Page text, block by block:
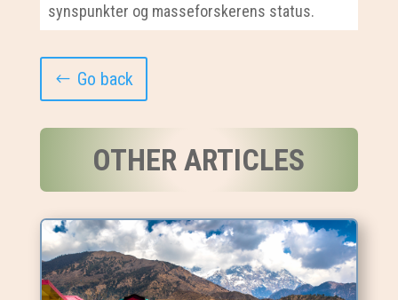
synspunkter og masseforskerens status.
Go back
OTHER ARTICLES